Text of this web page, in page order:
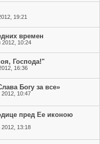
19:21
времен
2012, 10:24
Господа!"
16:36
Богу за все»
10:47
пред Ее иконою
13:18